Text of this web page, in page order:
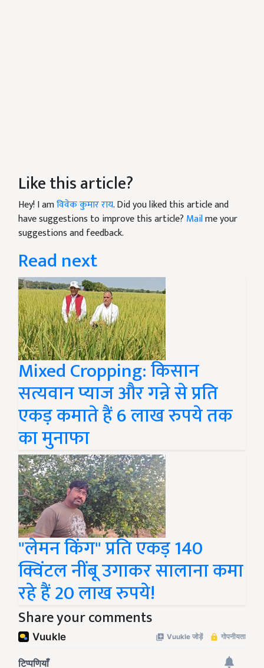
Like this article?
Hey! I amविवेक कुमार राय. Did you liked this article and
have suggestions to improve this article? Mailme your
suggestions and feedback.
Read next
Mixed Cropping: किसान
सत्यवान प्याज और गन्ने से प्रति
एकड़ कमाते हैं 6 लाख रुपये तक
का मुनाफा
"लेमन किंग" प्रति एकड़ 140
क्विंटल नींबू उगाकर सालाना कमा
रहे हैं 20 लाख रुपये!
Share your comments